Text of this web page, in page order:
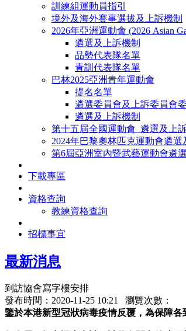
訓練組運動員指引
境外及海外賽事選拔及上訴機制
2026年亞洲運動會 (2026 Asian
遴選及上訴機制
品勢代表隊名單
青訓代表隊名單
巴林2025亞洲青年運動會
提名名單
遴選委員會及上訴委員會
遴選及上訴機制
第十五屆全國運動會_遴選及上
2024年巴黎奧林匹克運動會遴選
第6屆亞洲室內暨武藝運動會遴
下載專區
資格查詢
教練資格查詢
招標事宜
最新消息
到訪協會寫字樓安排
發布時間：2020-11-25 10:21 瀏覽次數：
鑒於本港新型冠狀病毒疫情反覆，為保障